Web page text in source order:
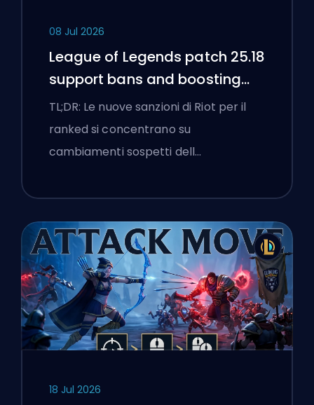
08 Jul 2026
League of Legends patch 25.18
support bans and boosting
flags
TL;DR: Le nuove sanzioni di Riot per il
ranked si concentrano su
cambiamenti sospetti dell…
18 Jul 2026